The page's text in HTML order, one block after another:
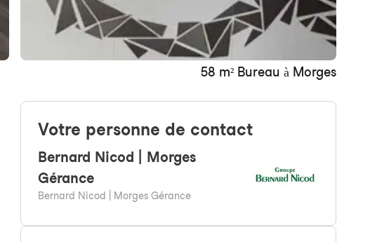
+ une image
58 m² Bureau à Morges
Votre personne de contact
Bernard Nicod | Morges
Gérance
Bernard Nicod | Morges Gérance